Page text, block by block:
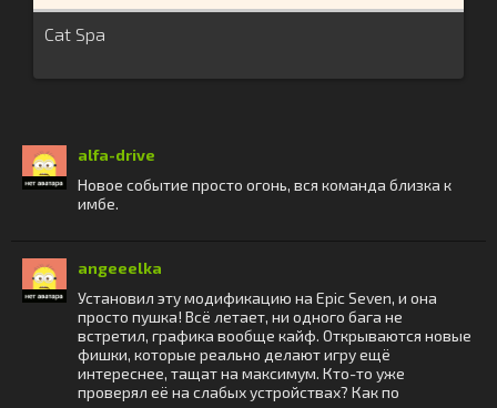
Cat Spa
alfa-drive
Новое событие просто огонь, вся команда близка к
имбе.
angeeelka
Установил эту модификацию на Epic Seven, и она
просто пушка! Всё летает, ни одного бага не
встретил, графика вообще кайф. Открываются новые
фишки, которые реально делают игру ещё
интереснее, тащат на максимум. Кто-то уже
проверял её на слабых устройствах? Как по